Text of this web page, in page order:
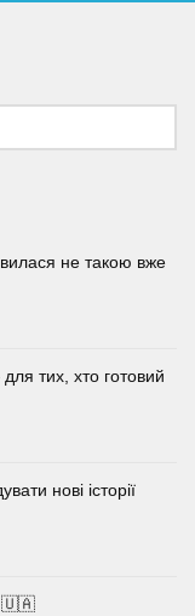
не такою вже
тих, хто готовий
нові історії
🇺🇦